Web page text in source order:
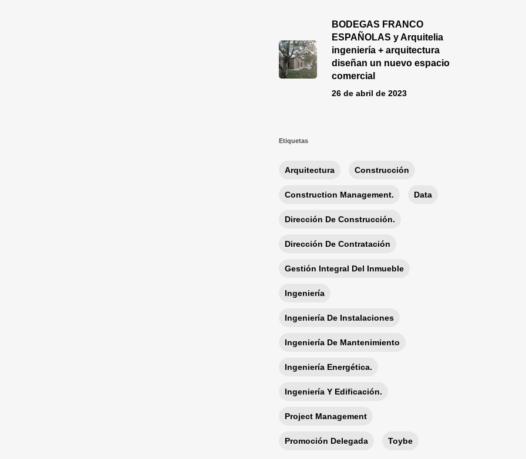
BODEGAS FRANCO
ESPAÑOLAS y Arquitelia
ingeniería + arquitectura
diseñan un nuevo espacio
comercial
26 de abril de 2023
Etiquetas
Arquitectura Construcción
Construction Management. Data
Dirección De Construcción.
Dirección De Contratación
Gestión Integral Del Inmueble
Ingeniería
Ingeniería De Instalaciones
Ingeniería De Mantenimiento
Ingeniería Energética.
Ingeniería Y Edificación.
Project Management
Promoción Delegada Toybe